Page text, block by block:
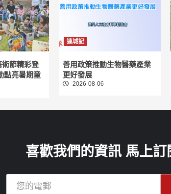
節精彩登
點亮暑期童
連城記
善用政策推動生物醫藥產業
更好發展
2026-08-06
喜歡我們的資訊 馬上訂